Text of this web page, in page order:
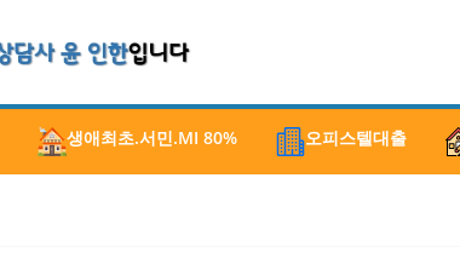
생애최초.서민.MI 80% 오피스텔대출